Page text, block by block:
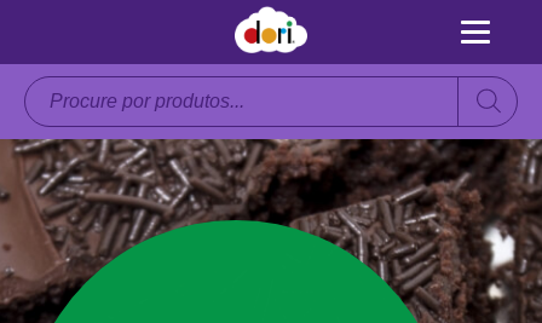
Pesquisar
produtos